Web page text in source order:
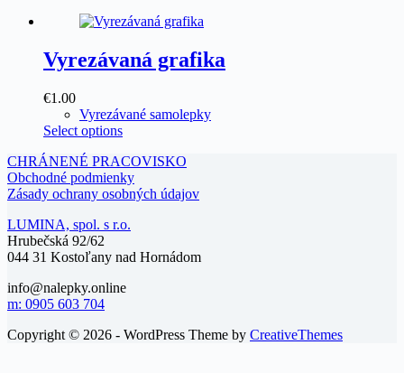
Vyrezávaná grafika
€1.00
Vyrezávané samolepky
Select options
CHRÁNENÉ PRACOVISKO
Obchodné podmienky
Zásady ochrany osobných údajov
LUMINA, spol. s r.o.
Hrubečská 92/62
044 31 Kostoľany nad Hornádom
info@nalepky.online
m: 0905 603 704
Copyright © 2026 - WordPress Theme by CreativeThemes